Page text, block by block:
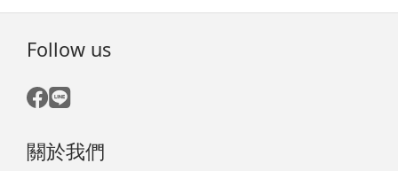
Follow us
關於我們